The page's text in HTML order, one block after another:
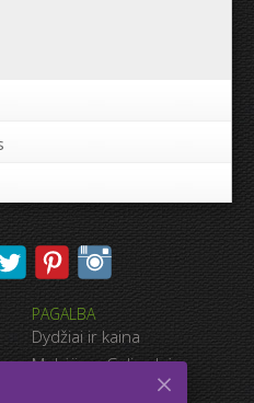
drobės kraštuose:
Ne
nuotraukų:
PAGALBA
Dydžiai ir kaina
Mokėjimo Galimybės